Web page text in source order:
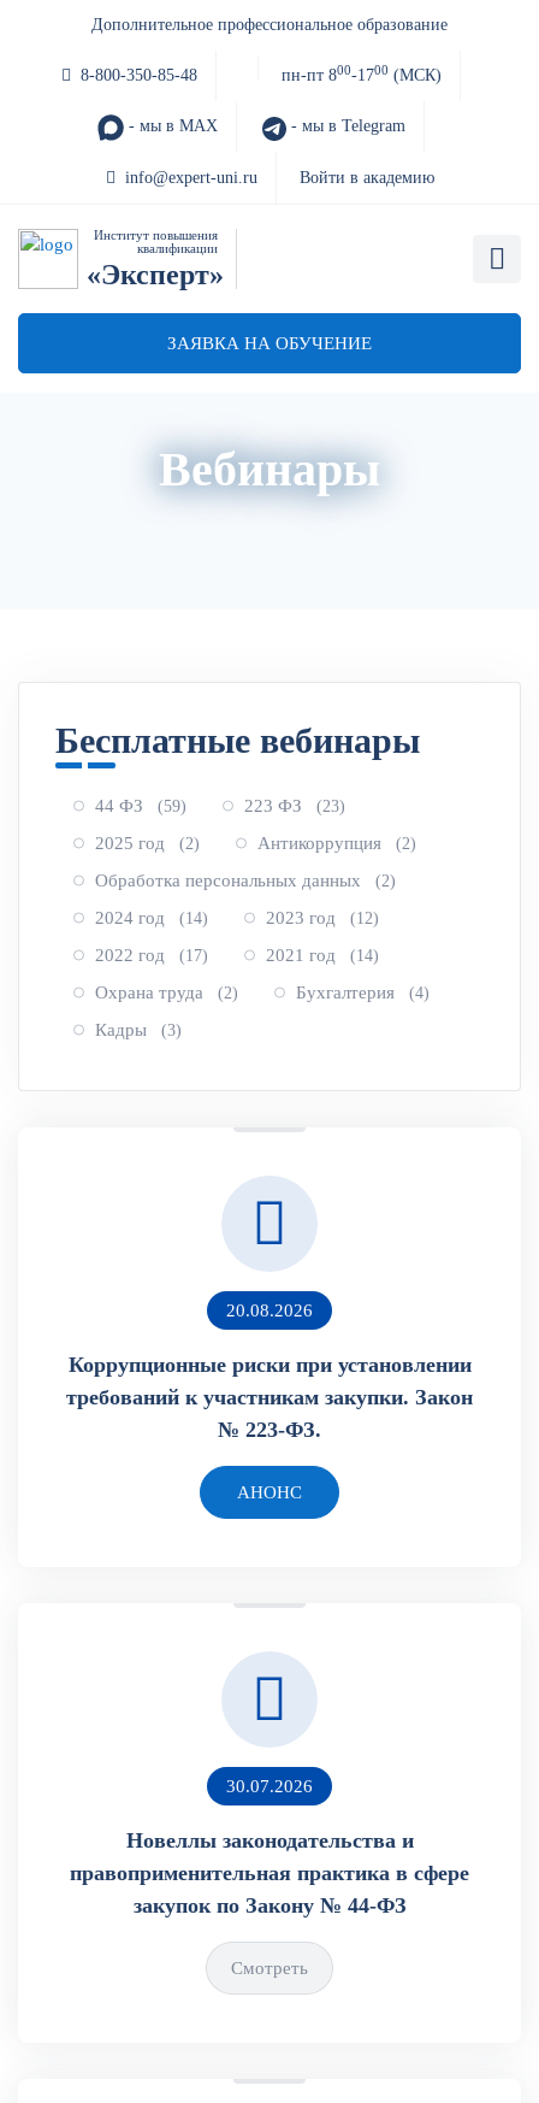
Дополнительное профессиональное образование
8-800-350-85-48 пн-пт 800-1700 (МСК)
- мы в MAX - мы в Telegram
info@expert-uni.ru Войти в академию
Институт повышения
квалификации
«Эксперт»
ЗАЯВКА НА ОБУЧЕНИЕ
Вебинары
Бесплатные вебинары
44 ФЗ (59) 223 ФЗ (23)
2025 год (2) Антикоррупция (2)
Обработка персональных данных (2)
2024 год (14) 2023 год (12)
2022 год (17) 2021 год (14)
Охрана труда (2) Бухгалтерия (4)
Кадры (3)
20.08.2026
Коррупционные риски при установлении
требований к участникам закупки. Закон
№ 223-ФЗ.
АНОНС
30.07.2026
Новеллы законодательства и
правоприменительная практика в сфере
закупок по Закону № 44-ФЗ
Смотреть